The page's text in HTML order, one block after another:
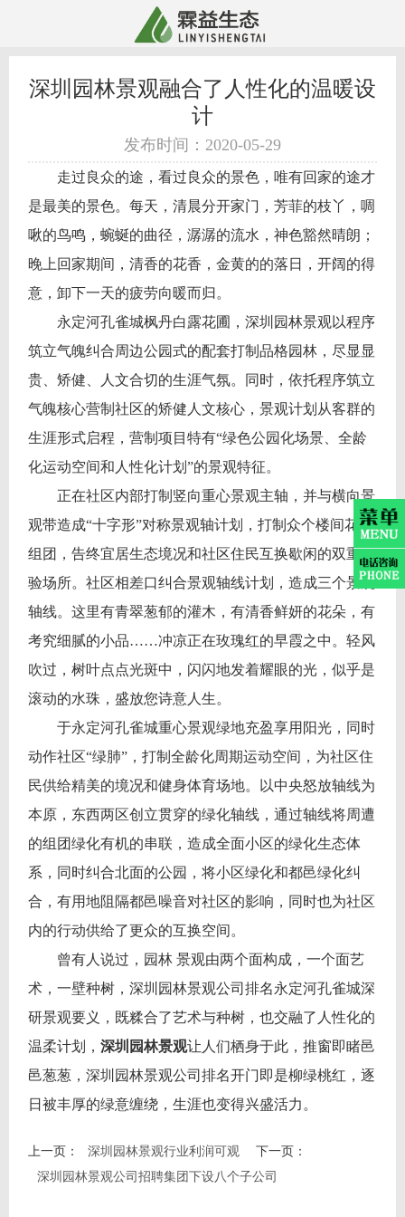
深圳园林景观融合了人性化的温暖设
计
发布时间：2020-05-29
走过良众的途，看过良众的景色，唯有回家的途才
是最美的景色。每天，清晨分开家门，芳菲的枝丫，啁
啾的鸟鸣，蜿蜒的曲径，潺潺的流水，神色豁然晴朗；
晚上回家期间，清香的花香，金黄的的落日，开阔的得
意，卸下一天的疲劳向暖而归。
永定河孔雀城枫丹白露花圃，深圳园林景观以程序
筑立气魄纠合周边公园式的配套打制品格园林，尽显显
贵、矫健、人文合切的生涯气氛。同时，依托程序筑立
气魄核心营制社区的矫健人文核心，景观计划从客群的
生涯形式启程，营制项目特有“绿色公园化场景、全龄
化运动空间和人性化计划”的景观特征。
正在社区内部打制竖向重心景观主轴，并与横向景
观带造成“十字形”对称景观轴计划，打制众个楼间花圃
组团，告终宜居生态境况和社区住民互换歇闲的双重体
验场所。社区相差口纠合景观轴线计划，造成三个景观
轴线。这里有青翠葱郁的灌木，有清香鲜妍的花朵，有
考究细腻的小品……冲凉正在玫瑰红的早霞之中。轻风
吹过，树叶点点光斑中，闪闪地发着耀眼的光，似乎是
滚动的水珠，盛放您诗意人生。
于永定河孔雀城重心景观绿地充盈享用阳光，同时
动作社区“绿肺”，打制全龄化周期运动空间，为社区住
民供给精美的境况和健身体育场地。以中央怒放轴线为
本原，东西两区创立贯穿的绿化轴线，通过轴线将周遭
的组团绿化有机的串联，造成全面小区的绿化生态体
系，同时纠合北面的公园，将小区绿化和都邑绿化纠
合，有用地阻隔都邑噪音对社区的影响，同时也为社区
内的行动供给了更众的互换空间。
曾有人说过，园林 景观由两个面构成，一个面艺
术，一壁种树，深圳园林景观公司排名永定河孔雀城深
研景观要义，既糅合了艺术与种树，也交融了人性化的
温柔计划，深圳园林景观让人们栖身于此，推窗即睹邑
邑葱葱，深圳园林景观公司排名开门即是柳绿桃红，逐
日被丰厚的绿意缠绕，生涯也变得兴盛活力。
上一页： 深圳园林景观行业利润可观
下一页：
深圳园林景观公司招聘集团下设八个子公司